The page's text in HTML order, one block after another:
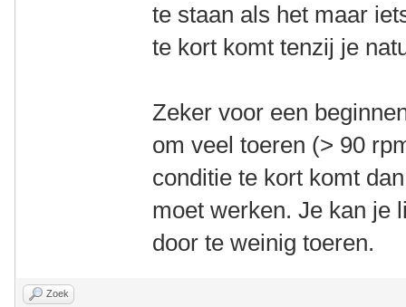
te staan als het maar
te kort komt tenzij je
Zeker voor een
om veel toeren (> 90
conditie te kort komt
moet werken. Je kan je
door te weinig toeren.
Zoek